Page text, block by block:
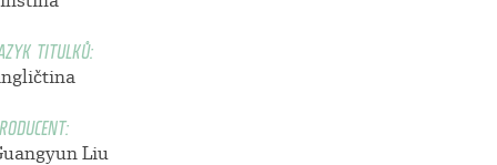
TITULKŮ:
Liu